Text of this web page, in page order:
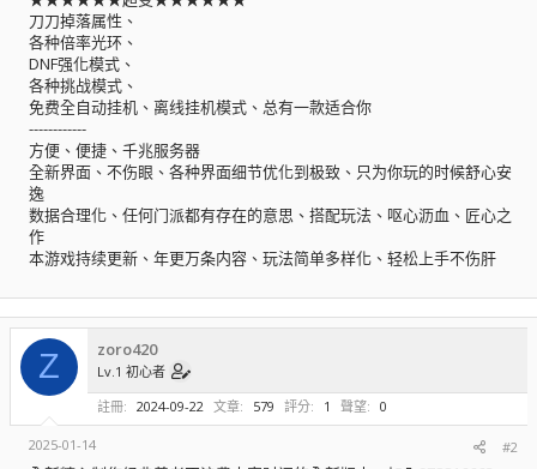
刀刀掉落属性、
各种倍率光环、
DNF强化模式、
各种挑战模式、
免费全自动挂机、离线挂机模式、总有一款适合你
------------
方便、便捷、千兆服务器
全新界面、不伤眼、各种界面细节优化到极致、只为你玩的时候舒心安
逸
数据合理化、任何门派都有存在的意思、搭配玩法、呕心沥血、匠心之
作
本游戏持续更新、年更万条内容、玩法简单多样化、轻松上手不伤肝
Z zoro420
Lv.1 初心者
註冊
2024-09-22 文章 579 評分 1 聲望 0
2025-01-14 #2